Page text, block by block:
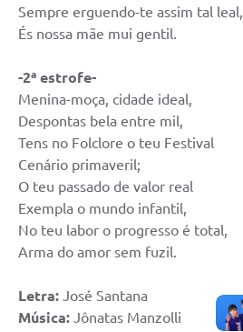
Sempre erguendo-te assim tal leal,
És nossa mãe mui gentil.
-2ª estrofe-
Menina-moça, cidade ideal,
Despontas bela entre mil,
Tens no Folclore o teu Festival
Cenário primaveril;
O teu passado de valor real
Exempla o mundo infantil,
No teu labor o progresso é total,
Arma do amor sem fuzil.
Letra: José Santana
Música: Jônatas Manzolli